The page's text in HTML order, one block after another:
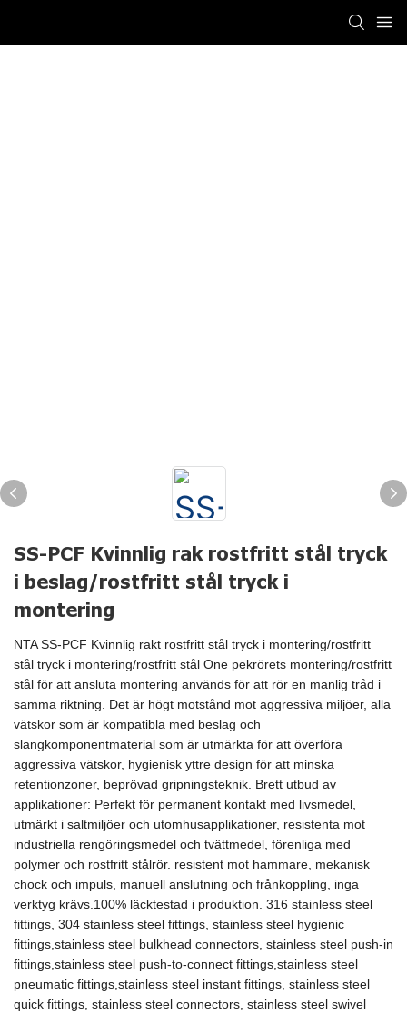
SS-PCF Kvinnlig rak rostfritt stål tryck
i beslag/rostfritt stål tryck i
montering
NTA SS-PCF Kvinnlig rakt rostfritt stål tryck i montering/rostfritt
stål tryck i montering/rostfritt stål One pekrörets montering/rostfritt
stål för att ansluta montering används för att rör en manlig tråd i
samma riktning. Det är högt motstånd mot aggressiva miljöer, alla
vätskor som är kompatibla med beslag och
slangkomponentmaterial som är utmärkta för att överföra
aggressiva vätskor, hygienisk yttre design för att minska
retentionzoner, beprövad gripningsteknik. Brett utbud av
applikationer: Perfekt för permanent kontakt med livsmedel,
utmärkt i saltmiljöer och utomhusapplikationer, resistenta mot
industriella rengöringsmedel och tvättmedel, förenliga med
polymer och rostfritt stålrör. resistent mot hammare, mekanisk
chock och impuls, manuell anslutning och frånkoppling, inga
verktyg krävs.100% läcktestad i produktion. 316 stainless steel
fittings, 304 stainless steel fittings, stainless steel hygienic
fittings,stainless steel bulkhead connectors, stainless steel push-in
fittings,stainless steel push-to-connect fittings,stainless steel
pneumatic fittings,stainless steel instant fittings, stainless steel
quick fittings, stainless steel connectors, stainless steel swivel